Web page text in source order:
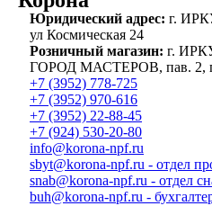
Юридический адрес: г.
ул Космическая 24
Розничный магазин: г.
ГОРОД МАСТЕРОВ, пав. 2,
+7 (3952) 778-725
+7 (3952) 970-616
+7 (3952) 22-88-45
+7 (924) 530-20-80
info@korona-npf.ru
sbyt@korona-npf.ru - отдел
snab@korona-npf.ru - отдел
buh@korona-npf.ru -